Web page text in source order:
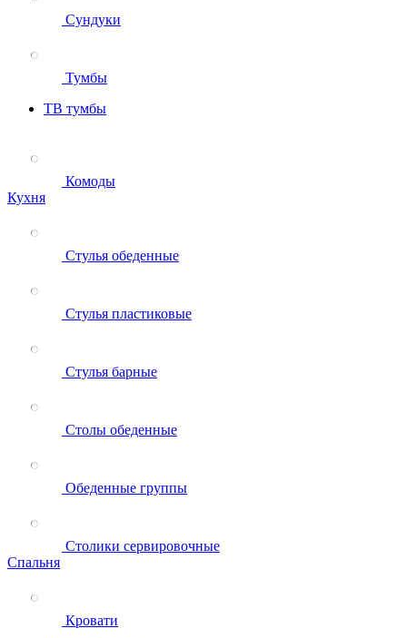
Сундуки
Тумбы
ТВ тумбы
Комоды
Кухня
Стулья обеденные
Стулья пластиковые
Стулья барные
Столы обеденные
Обеденные группы
Столики сервировочные
Спальня
Кровати